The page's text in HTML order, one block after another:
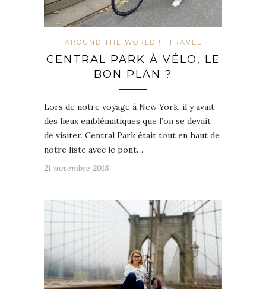
AROUND THE WORLD ! TRAVEL
CENTRAL PARK À VÉLO, LE
BON PLAN ?
Lors de notre voyage à New York, il y avait
des lieux emblématiques que l’on se devait
de visiter. Central Park était tout en haut de
notre liste avec le pont…
21 novembre 2018